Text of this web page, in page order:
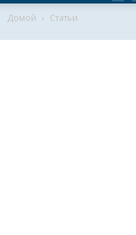
Домой Статьи